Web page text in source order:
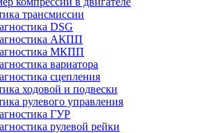
трансмиссии
DSG
АКПП
МКПП
вариатора
сцепления
ходовой и подвески
рулевого управления
ГУР
рулевой рейки